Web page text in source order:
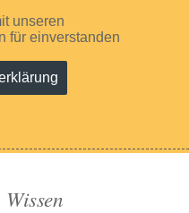
unseren
für einverstanden
Wissen